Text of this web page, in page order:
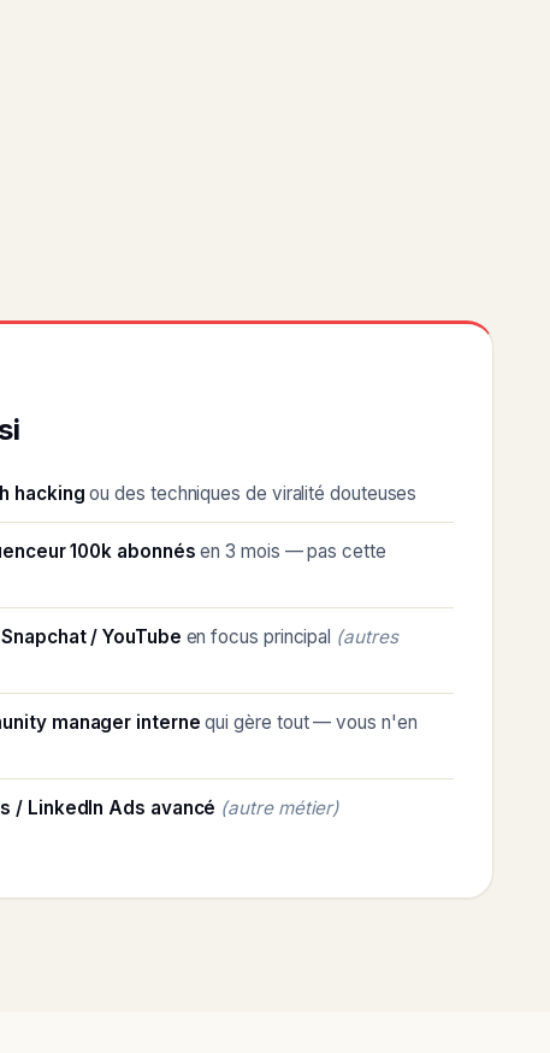
hacking ou des techniques de viralité douteuses
100k abonnés en 3 mois — pas cette
/ YouTube en focus principal (autres
manager interne qui gère tout — vous n'en
/ LinkedIn Ads avancé (autre métier)